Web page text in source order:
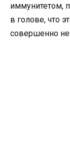
иммунитетом,
в голове, что
совершенно